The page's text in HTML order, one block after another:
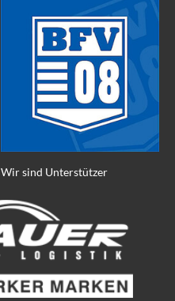
Wir sind Unterstützer